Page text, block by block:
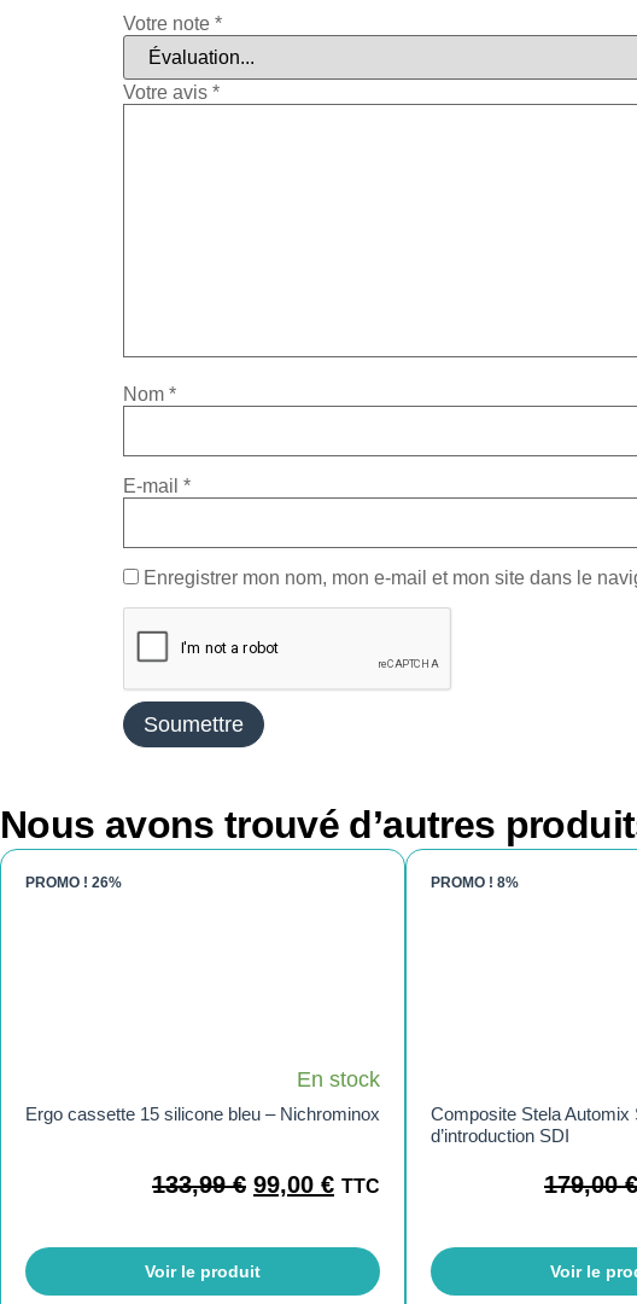
Votre note *
Votre avis *
Nom *
E-mail *
Enregistrer mon nom, mon e-mail et mon site dans le
Nous avons trouvé d’autres
PROMO ! 26%
En stock
Ergo cassette 15 silicone bleu – Nichrominox
133,99€ 99,00 € TTC
Voir le produit
PROMO ! 8%
Composite Stela Automix
d’introduction SDI
179,00€
Voir le